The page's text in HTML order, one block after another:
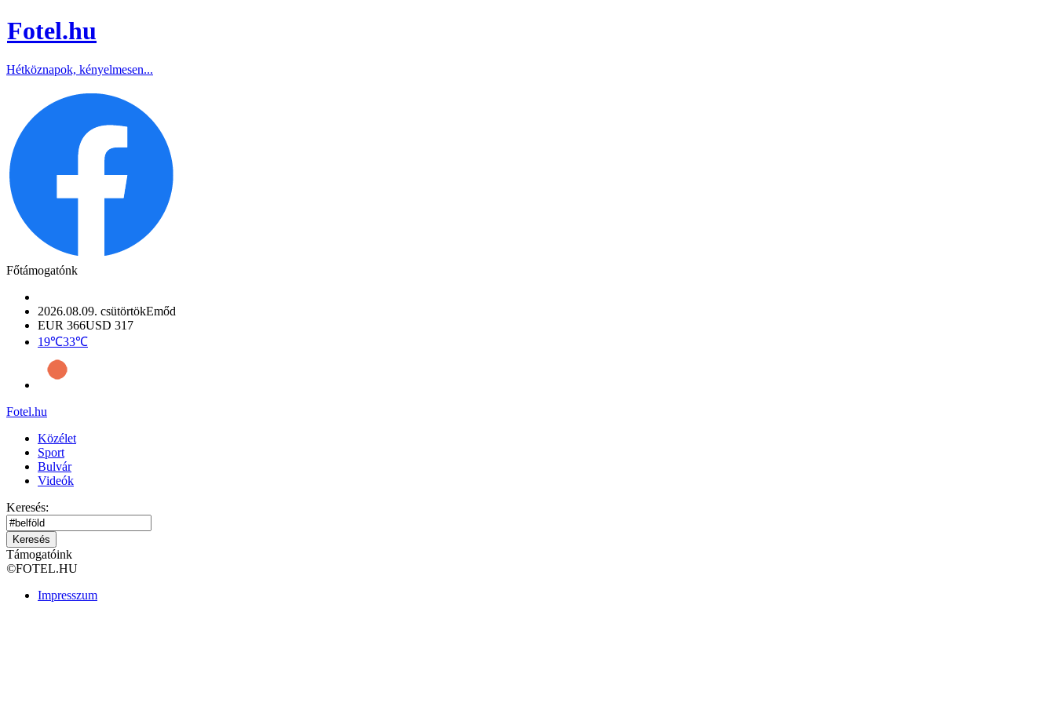
Fotel.hu
Hétköznapok, kényelmesen...
Főtámogatónk
2026.08.09. csütörtökEmőd
EUR 366USD 317
19℃33℃
Fotel.hu
Közélet
Sport
Bulvár
Videók
Keresés:
Keresés
Támogatóink
©FOTEL.HU
Impresszum